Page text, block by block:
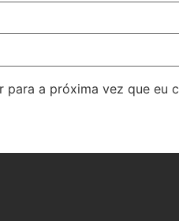
para a próxima vez que eu